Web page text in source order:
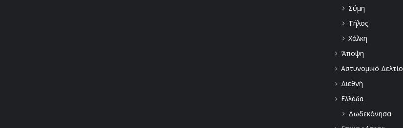
Σύμη
Τήλος
Χάλκη
Άποψη
Αστυνομικό Δελτίο
Διεθνή
Ελλάδα
Δωδεκάνησα